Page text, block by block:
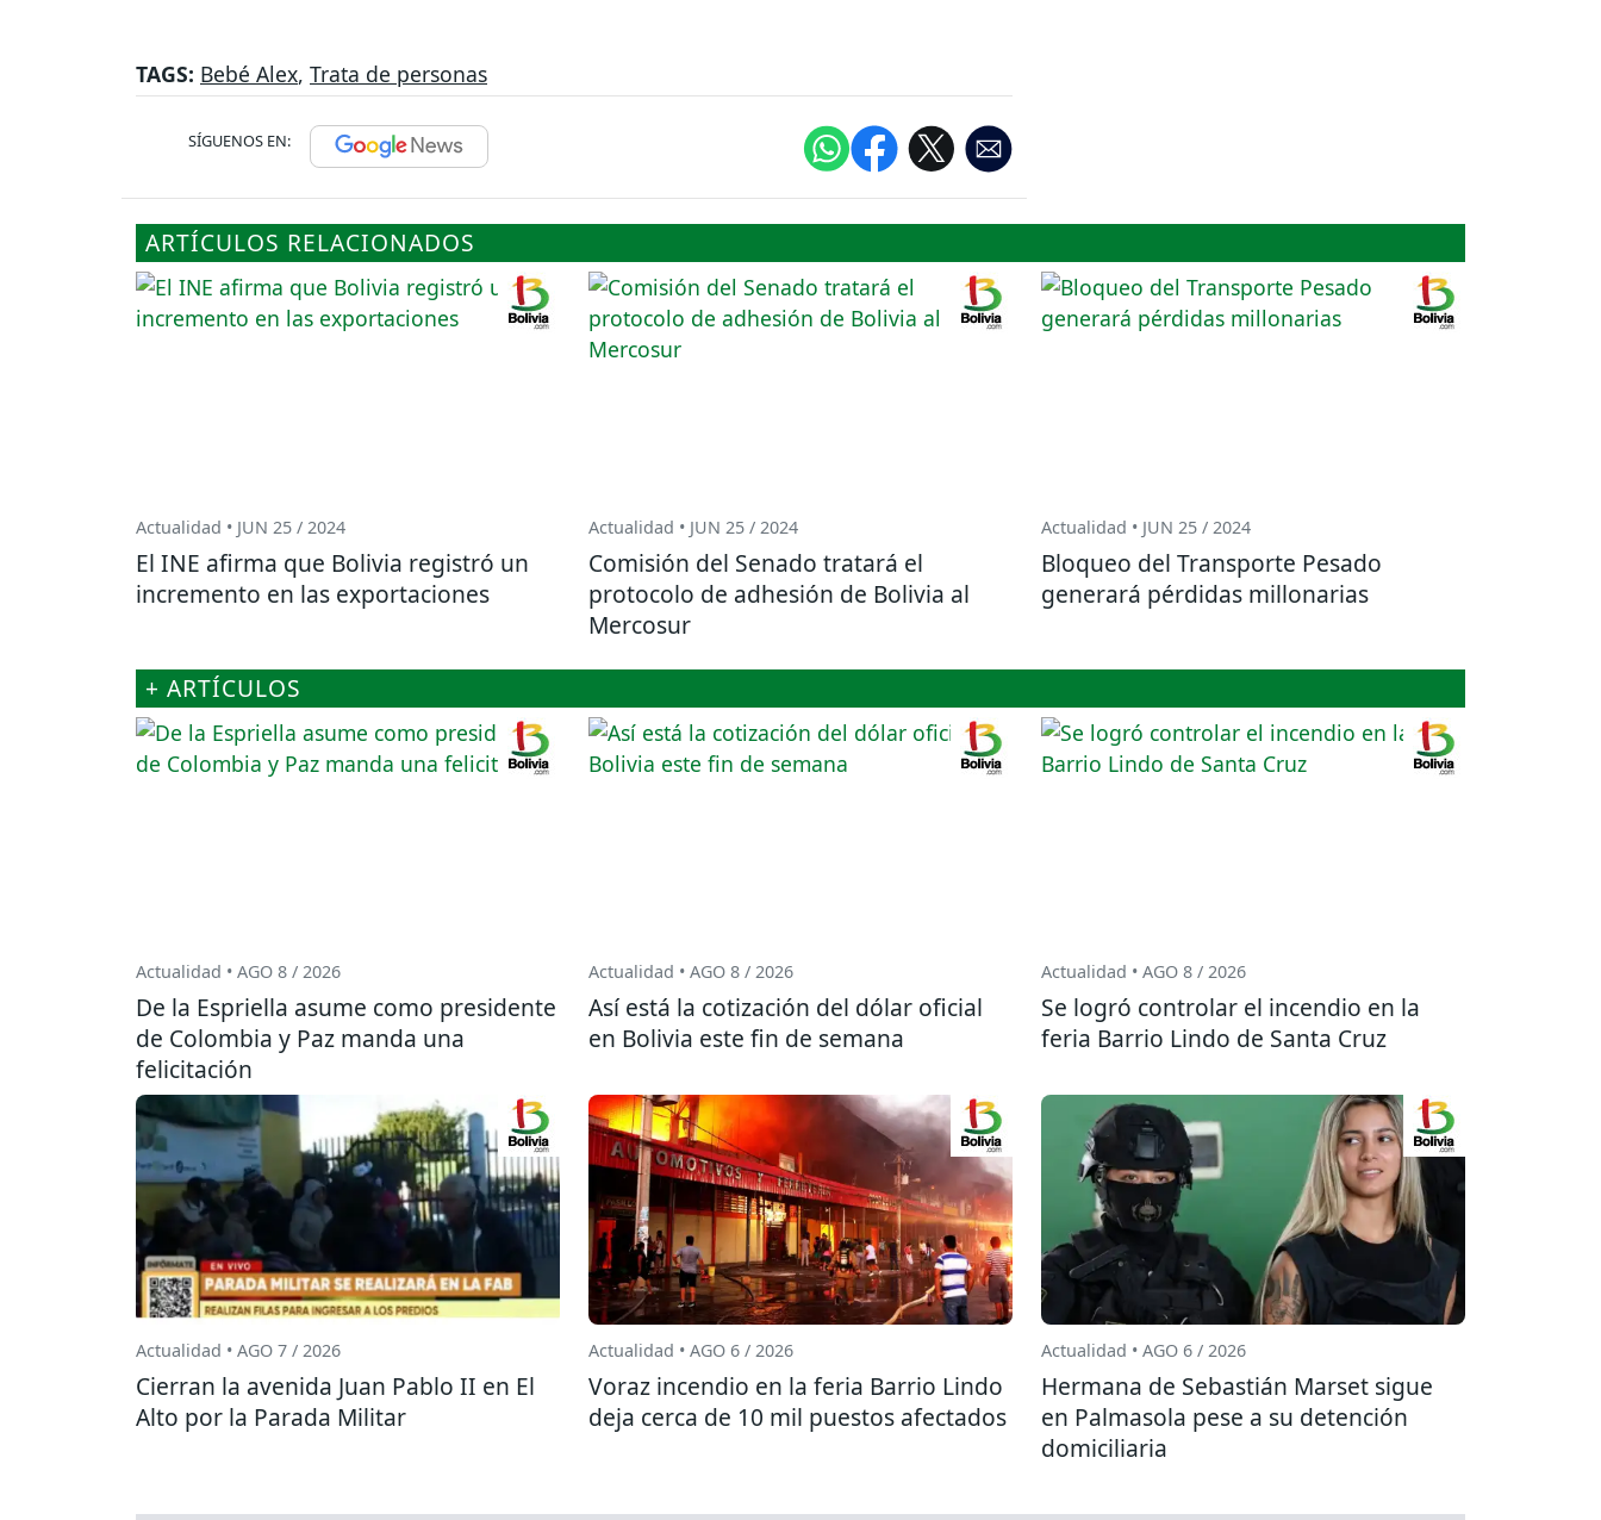
TAGS: Bebé Alex, Trata de personas
SÍGUENOS EN:
ARTÍCULOS RELACIONADOS
Actualidad • JUN 25 / 2024
El INE afirma que Bolivia registró un
incremento en las exportaciones
Actualidad • JUN 25 / 2024
Comisión del Senado tratará el
protocolo de adhesión de Bolivia al
Mercosur
Actualidad • JUN 25 / 2024
Bloqueo del Transporte Pesado
generará pérdidas millonarias
+ ARTÍCULOS
Actualidad • AGO 8 / 2026
De la Espriella asume como presidente
de Colombia y Paz manda una
felicitación
Actualidad • AGO 8 / 2026
Así está la cotización del dólar oficial
en Bolivia este fin de semana
Actualidad • AGO 8 / 2026
Se logró controlar el incendio en la
feria Barrio Lindo de Santa Cruz
Actualidad • AGO 7 / 2026
Cierran la avenida Juan Pablo II en El
Alto por la Parada Militar
Actualidad • AGO 6 / 2026
Voraz incendio en la feria Barrio Lindo
deja cerca de 10 mil puestos afectados
Actualidad • AGO 6 / 2026
Hermana de Sebastián Marset sigue
en Palmasola pese a su detención
domiciliaria